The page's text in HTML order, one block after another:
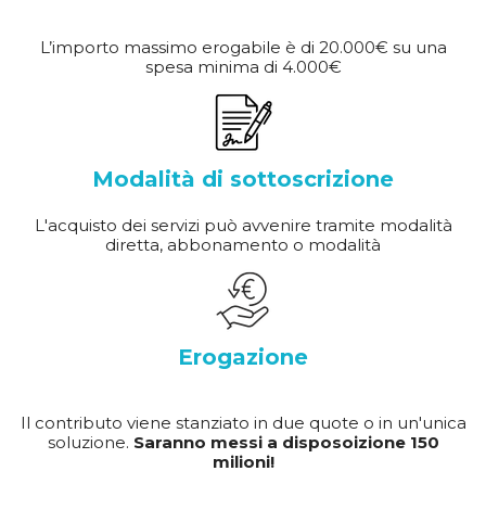
L’importo massimo erogabile è di 20.000€ su una
spesa minima di 4.000€
Modalità di sottoscrizione
L'acquisto dei servizi può avvenire tramite modalità
diretta, abbonamento o modalità
Erogazione
Il contributo viene stanziato in due quote o in un'unica
soluzione. Saranno messi a disposoizione 150
milioni!